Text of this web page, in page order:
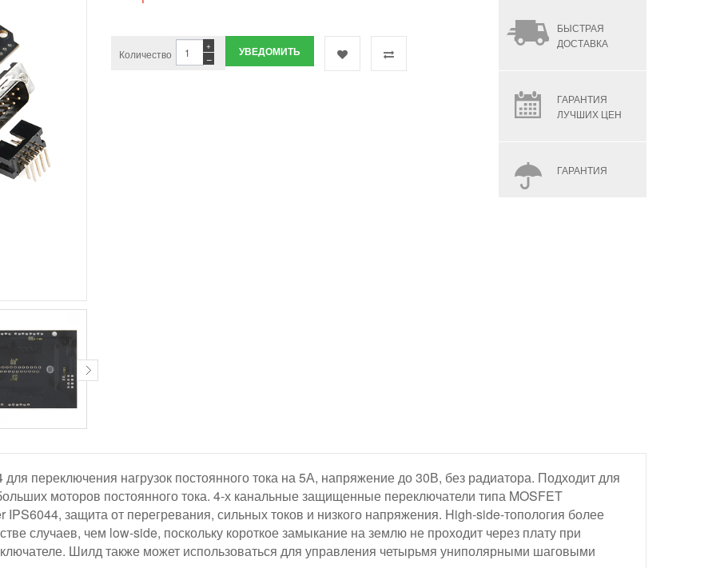
Количество −
+ УВЕДОМИТЬ
БЫСТРАЯ
ДОСТАВКА
ГАРАНТИЯ
ЛУЧШИХ ЦЕН
ГАРАНТИЯ
переключения нагрузок постоянного тока на 5А, напряжение до 30В, без радиатора. Подходит для
моторов постоянного тока. 4-х канальные защищенные переключатели типа MOSFET
IPS6044, защита от перегревания, сильных токов и низкого напряжения. High-side-топология более
случаев, чем low-side, поскольку короткое замыкание на землю не проходит через плату при
Шилд также может использоваться для управления четырьмя униполярными шаговыми